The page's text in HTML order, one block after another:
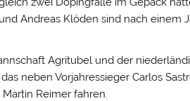
Andreas Klöden sind nach einem
Agritubel und der
neben Vorjahressieger Carlos
Reimer fahren.